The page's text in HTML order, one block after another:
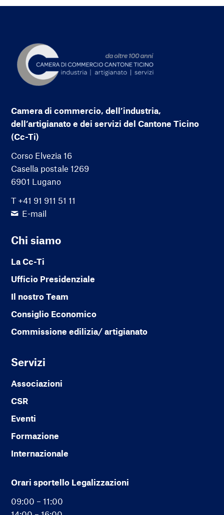
Camera di commercio, dell’industria,
dell’artigianato e dei servizi del Cantone Ticino
(Cc-Ti)
Corso Elvezia 16
Casella postale 1269
6901 Lugano
T +41 91 911 51 11
E-mail
Chi siamo
La Cc-Ti
Ufficio Presidenziale
Il nostro Team
Consiglio Economico
Commissione edilizia/ artigianato
Servizi
Associazioni
CSR
Eventi
Formazione
Internazionale
Orari sportello Legalizzazioni
09:00 – 11:00